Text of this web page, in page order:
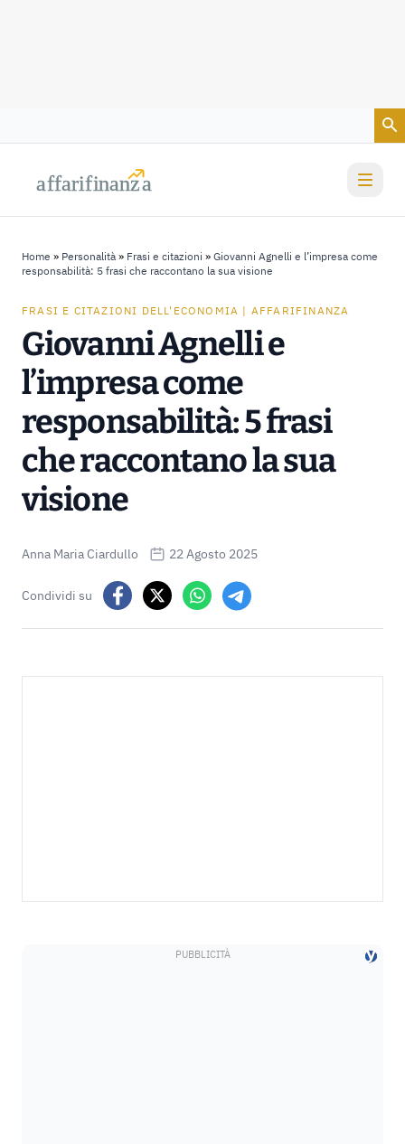
affarifinanza
affarifinanza
Home » Personalità » Frasi e citazioni » Giovanni Agnelli e l’impresa come
responsabilità: 5 frasi che raccontano la sua visione
FRASI E CITAZIONI DELL'ECONOMIA | AFFARIFINANZA
Giovanni Agnelli e
l’impresa come
responsabilità: 5 frasi
che raccontano la sua
visione
Anna Maria Ciardullo 22 Agosto 2025
Condividi su